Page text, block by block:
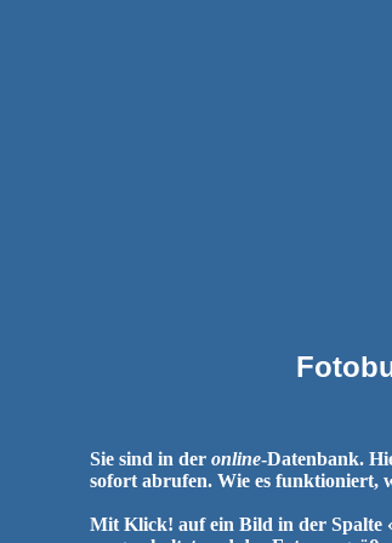
Sie sind in der online-Datenbank.
sofort abrufen. Wie es funktioniert,
Mit Klick! auf ein Bild in der Spalte